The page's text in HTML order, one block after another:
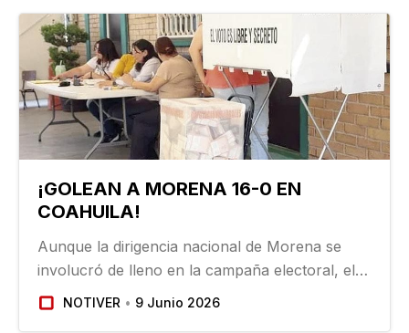
¡GOLEAN A MORENA 16-0 EN
COAHUILA!
Aunque la dirigencia nacional de Morena se
involucró de lleno en la campaña electoral, el
PRI se llevó ayer nuevamente el “carro
NOTIVER 9 Junio 2026